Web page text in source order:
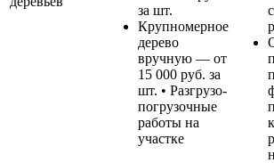
за шт.
Крупномерное
дерево
вручную — от
15 000 руб. за
шт. • Разгрузо-
погрузочные
работы на
участке